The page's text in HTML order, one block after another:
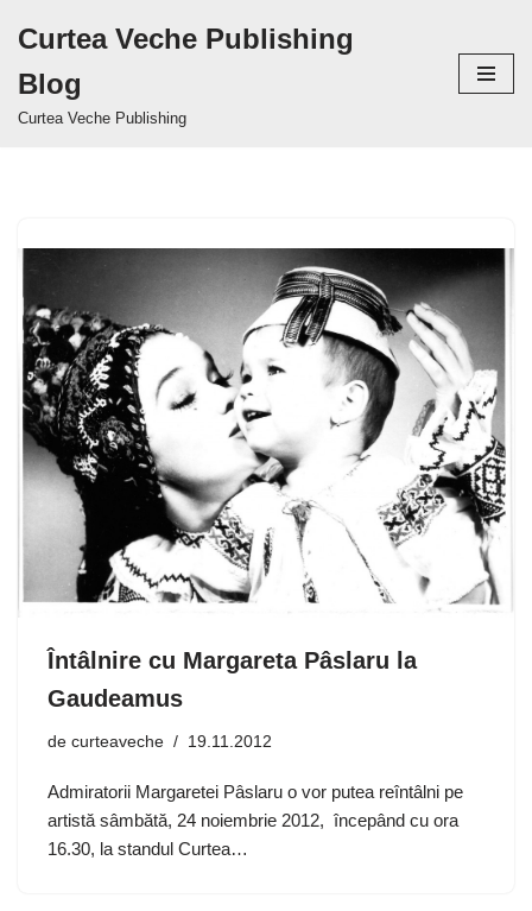
la
conținut
Curtea Veche Publishing
Blog
Curtea Veche Publishing
Întâlnire cu Margareta Pâslaru la
Gaudeamus
de curteaveche 19.11.2012
Admiratorii Margaretei Pâslaru o vor putea reîntâlni pe
artistă sâmbătă, 24 noiembrie 2012, începând cu ora
16.30, la standul Curtea…